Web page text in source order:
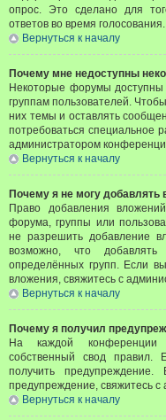
опрос. Это сделано для
ответов во время голосования.
Вернуться к началу
Почему мне недоступны
Некоторые форумы
группам пользователей.
них темы и оставлять
потребоваться специальное
администратором
Вернуться к началу
Почему я не могу добавлять
Право добавления
форума, группы или
не разрешить добавление
возможно, что
определённых групп. Если
вложения, свяжитесь с
Вернуться к началу
Почему я получил
На каждой конференции
собственный свод
получить
предупреждение, свяжитесь
Вернуться к началу